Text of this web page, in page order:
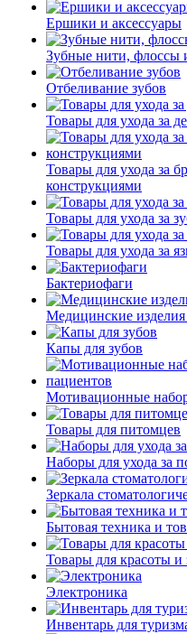
Ершики и аксессуары
Зубные нити, флоссы
Отбеливание зубов
Товары для ухода за
Товары для ухода за
конструкциями
Товары для ухода за
Товары для ухода за
Бактериофаги
Медицинские
Капы для зубов
Мотивационные
Товары для питомцев
Наборы для ухода за
Зеркала
Бытовая техника и
Товары для красоты и
Электроника
Инвентарь для